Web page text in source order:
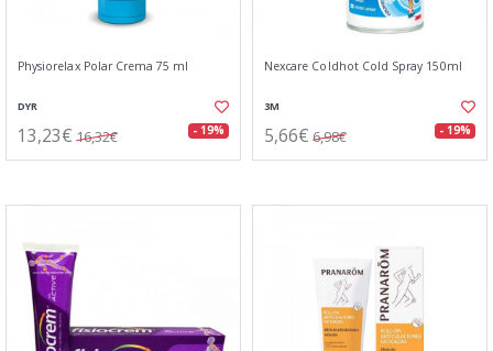
Physiorelax Polar Crema 75 ml
DYR
13,23€ 16,32€ - 19%
Nexcare Coldhot Cold Spray 150ml
3M
5,66€ 6,98€ - 19%